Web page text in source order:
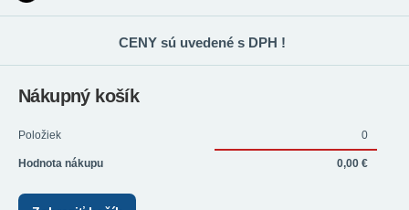
CENY sú uvedené s DPH !
Nákupný košík
Položiek 0
Hodnota nákupu 0,00 €